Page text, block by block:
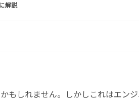
解説
もしれません。しかしこれはエン